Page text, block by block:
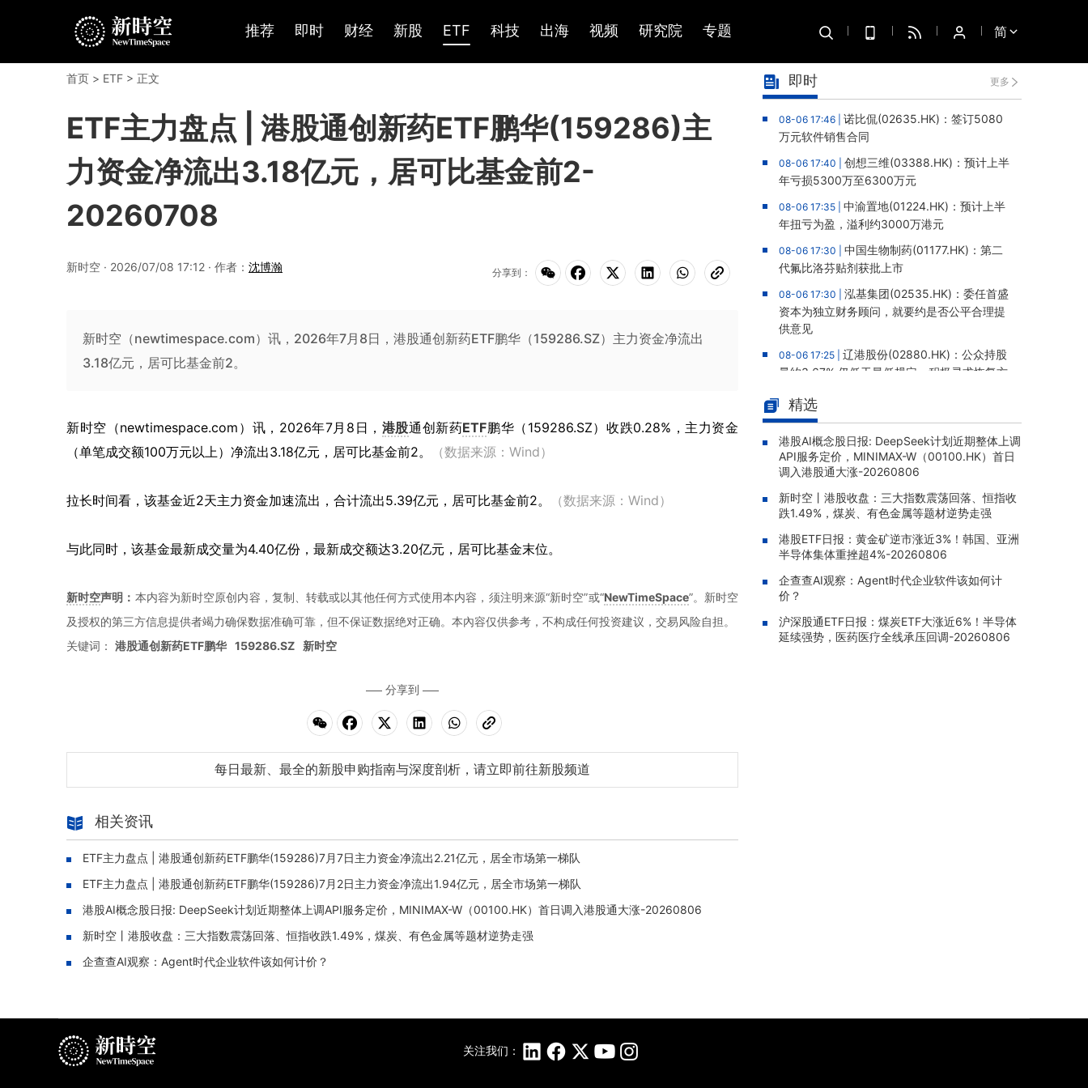
推荐 即时 财经 新股 ETF 科技 出海 视频 研究院 专题 简
首页 > ETF > 正文
ETF主力盘点 | 港股通创新药ETF鹏华(159286)主
力资金净流出3.18亿元，居可比基金前2-
20260708
新时空 · 2026/07/08 17:12 · 作者： 沈博瀚 分享到：
新时空（newtimespace.com）讯，2026年7月8日，港股通创新药ETF鹏华（159286.SZ）主力资金净流出
3.18亿元，居可比基金前2。
新时空（newtimespace.com ）讯， 2026年7月8日， 港股通创新药ETF鹏华（159286.SZ）收跌0.28%，主力资金
（单笔成交额100万元以上）净流出3.18亿元，居可比基金前2。
（数据来源：Wind）
拉长时间看，该基金近2天主力资金加速流出，合计流出5.39亿元，居可比基金前2。 （数据来源：Wind）
与此同时，该基金最新成交量为4.40亿份，最新成交额达3.20亿元，居可比基金末位。
新时空声明： 本内容为新时空原创内容，复制、转载或以其他任何方式使用本内容，须注明来源“新时空”或“NewTimeSpace”。新时空
及授权的第三方信息提供者竭力确保数据准确可靠，但不保证数据绝对正确。本內容仅供参考，不构成任何投资建议，交易风险自担。
关键词： 港股通创新药ETF鹏华 159286.SZ 新时空
分享到
每日最新、最全的新股申购指南与深度剖析，请立即前往新股频道
相关资讯
ETF主力盘点 | 港股通创新药ETF鹏华(159286)7月7日主力资金净流出2.21亿元，居全市场第一梯队
ETF主力盘点 | 港股通创新药ETF鹏华(159286)7月2日主力资金净流出1.94亿元，居全市场第一梯队
港股AI概念股日报: DeepSeek计划近期整体上调API服务定价，MINIMAX-W（00100.HK）首日调入港股通大涨-20260806
新时空丨港股收盘：三大指数震荡回落、恒指收跌1.49%，煤炭、有色金属等题材逆势走强
企查查AI观察：Agent时代企业软件该如何计价？
即时 更多
08-06 17:46 | 诺比侃(02635.HK)：签订5080
万元软件销售合同
08-06 17:40 | 创想三维(03388.HK)：预计上半
年亏损5300万至6300万元
08-06 17:35 | 中渝置地(01224.HK)：预计上半
年扭亏为盈，溢利约3000万港元
08-06 17:30 | 中国生物制药(01177.HK)：第二
代氟比洛芬贴剂获批上市
08-06 17:30 | 泓基集团(02535.HK)：委任首盛
资本为独立财务顾问，就要约是否公平合理提
供意见
08-06 17:25 | 辽港股份(02880.HK)：公众持股
量约3.67% 仍低于最低规定，积极寻求恢复方
08-06 17:17 |
非执行董事李成勇因工作变动辞任
08-06 17:03 | 石四药集团(02005.HK)：四款产
品获国家药监局药品生产注册批件，深化输液
治疗与眼科产品矩阵
08-06 16:48 |绿联科技：获证监会境外发行上市
备案通知书，拟发行不超8420万股H股
08-06 16:32 | 拿森科技(02261.HK)暗盘涨60.2
7%，报16.7港元
精选
港股AI概念股日报: DeepSeek计划近期整体上调
API服务定价，MINIMAX-W（00100.HK）首日
调入港股通大涨-20260806
新时空丨港股收盘：三大指数震荡回落、恒指收
跌1.49%，煤炭、有色金属等题材逆势走强
港股ETF日报：黄金矿逆市涨近3%！韩国、亚洲
半导体集体重挫超4%-20260806
企查查AI观察：Agent时代企业软件该如何计
价？
沪深股通ETF日报：煤炭ETF大涨近6%！半导体
延续强势，医药医疗全线承压回调-20260806
关注我们：